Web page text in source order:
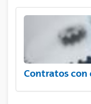
Contratos con